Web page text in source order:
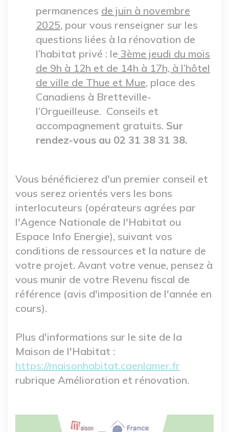
permanences de juin à novembre
2025, pour vous renseigner sur les
questions liées à la rénovation de
l’habitat privé : le 3ème jeudi du mois
de 9h à 12h et de 14h à 17h, à l’hôtel
de ville de Thue et Mue, place des
Canadiens à Bretteville-
l’Orgueilleuse. Conseils et
accompagnement gratuits. Sur
rendez-vous au 02 31 38 31 38.
Vous bénéficierez d'un premier conseil et
vous serez orientés vers les bons
interlocuteurs (opérateurs agrées par
l'Agence Nationale de l'Habitat ou
Espace Info Energie), suivant vos
conditions de ressources et la nature de
votre projet. Avant votre venue, pensez à
vous munir de votre Revenu fiscal de
référence (avis d'imposition de l'année en
cours).
Plus d'informations sur le site de la
Maison de l'Habitat :
https://maisonhabitat.caenlamer.fr
rubrique Amélioration et rénovation.